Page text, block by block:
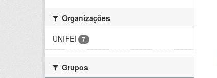
Organizações
UNIFEI
7
Grupos